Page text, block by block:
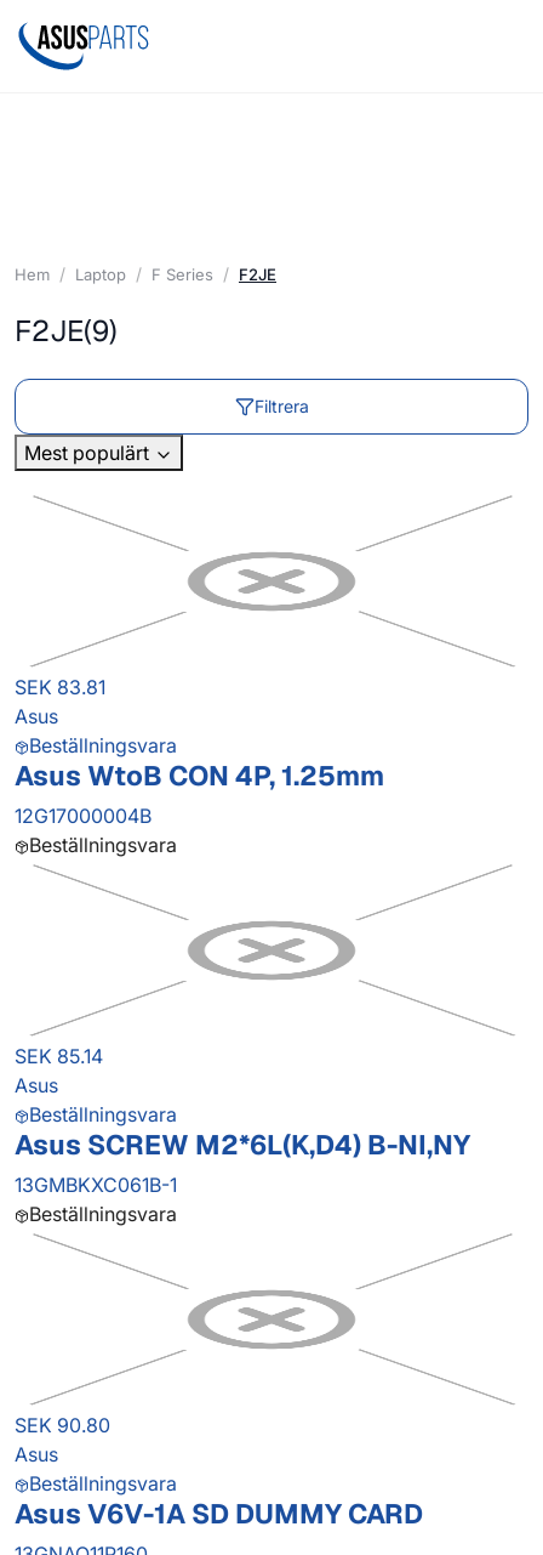
Hem Laptop F Series F2JE
F2JE(9)
Filtrera
Mest populärt
SEK 83.81
Asus
Beställningsvara
Asus WtoB CON 4P, 1.25mm
12G17000004B
Beställningsvara
SEK 85.14
Asus
Beställningsvara
Asus SCREW M2*6L(K,D4) B-NI,NY
13GMBKXC061B-1
Beställningsvara
SEK 90.80
Asus
Beställningsvara
Asus V6V-1A SD DUMMY CARD